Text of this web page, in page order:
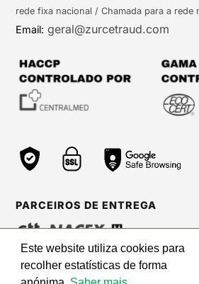
rede fixa nacional / Chamada para a rede
Email: geral@zurcetraud.com
PARCEIROS DE ENTREGA
©Zurc Etraud |Web Care by
Este website utiliza cookies para
recolher estatísticas de forma